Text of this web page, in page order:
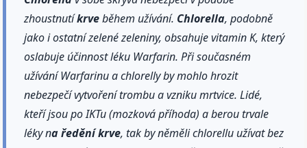
zhoustnutíkrveběhem užívání. Chlorella, podobně
jako i ostatní zelené zeleniny, obsahuje vitamin K, který
oslabuje účinnost léku Warfarin. Při současném
užívání Warfarinu a chlorelly by mohlo hrozit
nebezpečí vytvoření trombu a vzniku mrtvice. Lidé,
kteří jsou po IKTu (mozková příhoda) a berou trvale
léky na ředěníkrve, tak by něměli chlorellu užívat bez